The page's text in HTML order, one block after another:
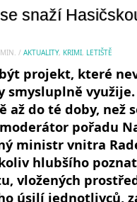
snaží
MIN. / AKTUALITY, KRIMI, LETIŠTĚ
projekt, které
smysluplně
až do té doby, než
pořadu
ministr vnitra
hlubšího
vložených
úsilí jednotlivců,